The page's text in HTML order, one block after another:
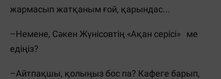
жармасып жатқаным ғой, қарындас...
–Немене, Сәкен Жүнісовтің «Ақан серісі» ме
едіңіз?
–Айтпақшы, қолыңыз бос па? Кафеге барып,